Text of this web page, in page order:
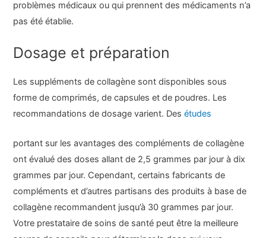
problèmes médicaux ou qui prennent des médicaments n’a
pas été établie.
Dosage et préparation
Les suppléments de collagène sont disponibles sous
forme de comprimés, de capsules et de poudres. Les
recommandations de dosage varient. Desétudes
portant sur les avantages des compléments de collagène
ont évalué des doses allant de 2,5 grammes par jour à dix
grammes par jour. Cependant, certains fabricants de
compléments et d’autres partisans des produits à base de
collagène recommandent jusqu’à 30 grammes par jour.
Votre prestataire de soins de santé peut être la meilleure